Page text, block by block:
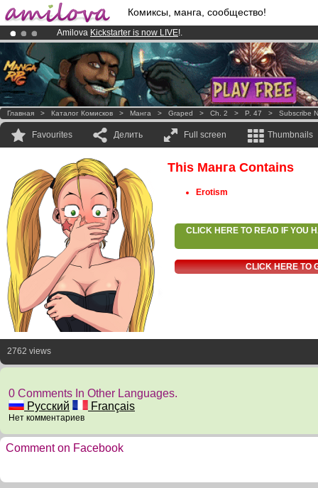
Комиксы, манга, сообщество!
Amilova Kickstarter is now LIVE!.
Already 100000membersand 1000comics & mangas!.
Premium membership from3.95 euros per month !Get membership
Главная > Каталог Комисков > Манга > Graped > Ch. 2 > P. 47 > Subscribe
Favourites Делить Full screen Thumbnails
This Манга Contains
Erotism
CLICK HERE TO READ IF YOU
CLICK HERE TO
2762 views
0 Comments In Other Languages.
Русский
Français
Нет комментариев
Comment on Facebook